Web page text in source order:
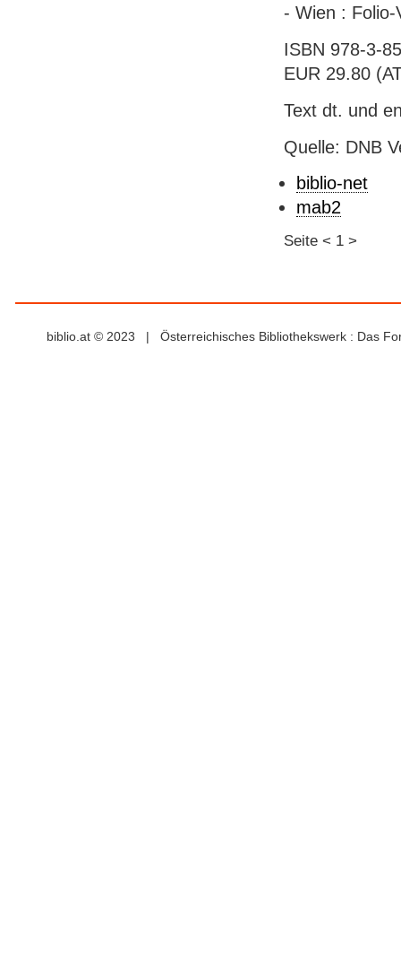
- Wien :
ISBN 978-3-
EUR 29.80
Text dt. und
Quelle: DNB
biblio-net
mab2
Seite < 1 >
biblio.at © 2023 | Österreichisches Bibliothekswerk : Das